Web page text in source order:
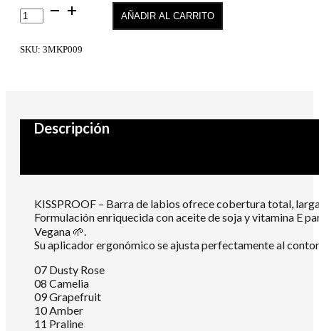
KISS
PROOF
BARRA
cantidad
AÑADIR AL CARRITO
SKU: 3MKP009
Descripción
KISSPROOF – Barra de labios ofrece cobertura total,
Formulación enriquecida con aceite de soja y vitamina E
Vegana 🌱.
Su aplicador ergonómico se ajusta perfectamente al
07 Dusty Rose
08 Camelia
09 Grapefruit
10 Amber
11 Praline